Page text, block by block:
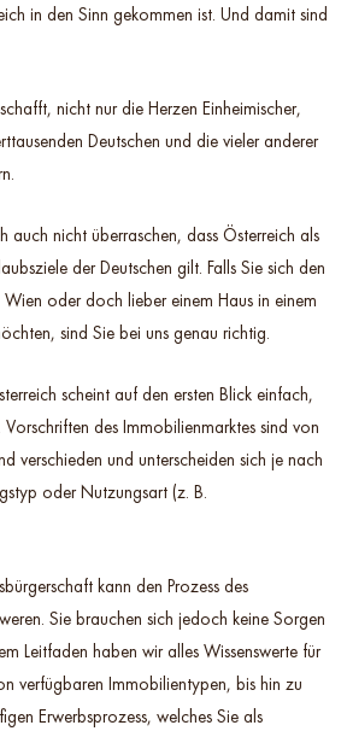
in den Sinn gekommen ist. Und damit sind
nicht nur die Herzen Einheimischer,
Deutschen und die vieler anderer
auch nicht überraschen, dass Österreich als
der Deutschen gilt. Falls Sie sich den
oder doch lieber einem Haus in einem
sind Sie bei uns genau richtig.
scheint auf den ersten Blick einfach,
des Immobilienmarktes sind von
verschieden und unterscheiden sich je nach
oder Nutzungsart (z. B.
kann den Prozess des
Sie brauchen sich jedoch keine Sorgen
Leitfaden haben wir alles Wissenswerte für
verfügbaren Immobilientypen, bis hin zu
Erwerbsprozess, welches Sie als